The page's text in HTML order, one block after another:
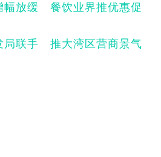
幅放缓 餐饮业界推优惠促
局联手 推大湾区营商景气